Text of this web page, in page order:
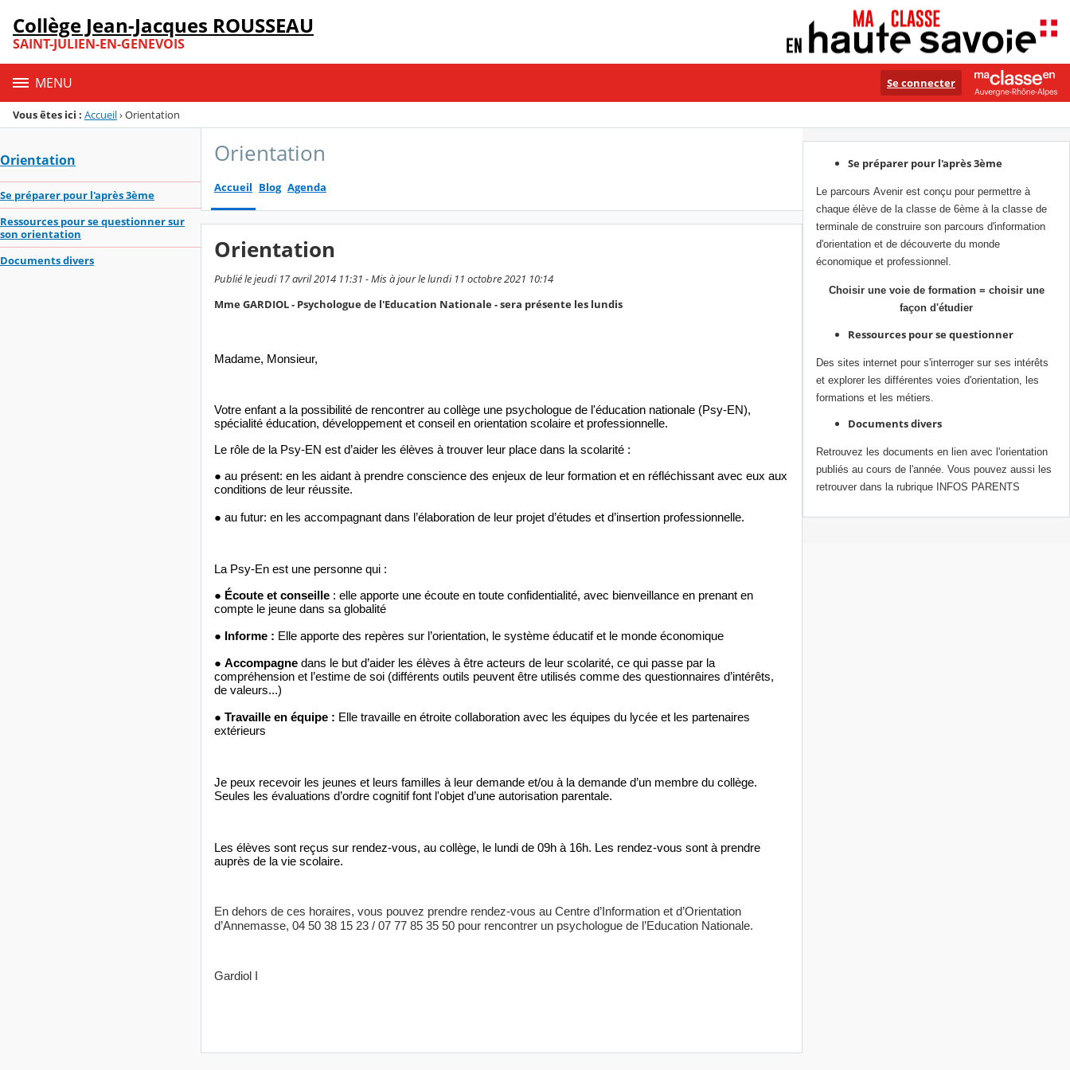
Menu de la rubrique
Contenu
Collège Jean-Jacques ROUSSEAU
SAINT-JULIEN-EN-GENEVOIS
MENU Se connecter
Vous êtes ici : Accueil›Orientation
Orientation
Se préparer pour l'après 3ème
Ressources pour se questionner sur
son orientation
Documents divers
Orientation
Accueil Blog Agenda
Orientation
Publié le jeudi 17 avril 2014 11:31 - Mis à jour le lundi 11 octobre 2021 10:14
Mme GARDIOL - Psychologue de l'Education Nationale - sera présente les lundis
Madame, Monsieur,
Votre enfant a la possibilité de rencontrer au collège une psychologue de l'éducation nationale (Psy-EN),
spécialité éducation, développement et conseil en orientation scolaire et professionnelle.
Le rôle de la Psy-EN est d’aider les élèves à trouver leur place dans la scolarité :
● au présent: en les aidant à prendre conscience des enjeux de leur formation et en réfléchissant avec eux aux
conditions de leur réussite.
● au futur: en les accompagnant dans l’élaboration de leur projet d’études et d’insertion professionnelle.
La Psy-En est une personne qui :
● Écoute et conseille : elle apporte une écoute en toute confidentialité, avec bienveillance en prenant en
compte le jeune dans sa globalité
● Informe : Elle apporte des repères sur l’orientation, le système éducatif et le monde économique
● Accompagne dans le but d’aider les élèves à être acteurs de leur scolarité, ce qui passe par la
compréhension et l’estime de soi (différents outils peuvent être utilisés comme des questionnaires d’intérêts,
de valeurs...)
● Travaille en équipe : Elle travaille en étroite collaboration avec les équipes du lycée et les partenaires
extérieurs
Je peux recevoir les jeunes et leurs familles à leur demande et/ou à la demande d’un membre du collège.
Seules les évaluations d’ordre cognitif font l'objet d’une autorisation parentale.
Les élèves sont reçus sur rendez-vous, au collège, le lundi de 09h à 16h. Les rendez-vous sont à prendre
auprès de la vie scolaire.
En dehors de ces horaires, vous pouvez prendre rendez-vous au Centre d’Information et d’Orientation
d’Annemasse, 04 50 38 15 23 / 07 77 85 35 50 pour rencontrer un psychologue de l’Education Nationale.
Gardiol I
Se préparer pour l'après 3ème
Le parcours Avenir est conçu pour permettre à
chaque élève de la classe de 6ème à la classe de
terminale de construire son parcours d'information
d'orientation et de découverte du monde
économique et professionnel.
Choisir une voie de formation = choisir une
façon d'étudier
Ressources pour se questionner
Des sites internet pour s'interroger sur ses intérêts
et explorer les différentes voies d'orientation, les
formations et les métiers.
Documents divers
Retrouvez les documents en lien avec l'orientation
publiés au cours de l'année. Vous pouvez aussi les
retrouver dans la rubrique INFOS PARENTS